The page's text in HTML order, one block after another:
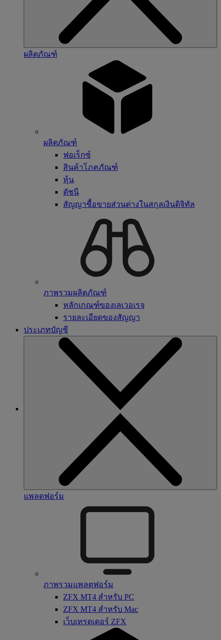
ผลิตภัณฑ์
ผลิตภัณฑ์
ฟอเร็กซ์
สินค้าโภคภัณฑ์
หุ้น
ดัชนี
สัญญาซื้อขายส่วนต่างในสกุลเงินดิจิทัล
ภาพรวมผลิตภัณฑ์
หลักเกณฑ์ของเลเวอเรจ
รายละเอียดของสัญญา
ประเภทบัญชี
แพลตฟอร์ม
ภาพรวมแพลตฟอร์ม
ZFX MT4 สำหรับ PC
ZFX MT4 สำหรับ Mac
เว็บเทรดเดอร์ ZFX